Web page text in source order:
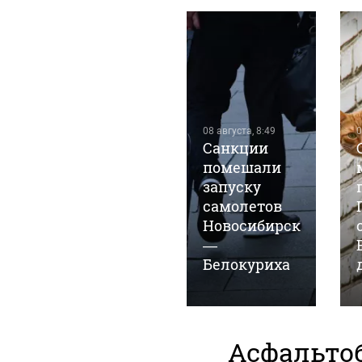
08 августа, 8:49
Санкции
помешали
запуску
самолетов
Новосибирск
—
Белокуриха